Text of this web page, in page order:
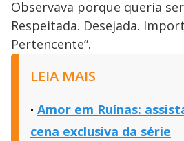
Observava porque queria
Respeitada. Desejada.
Pertencente”.
LEIA MAIS
Amor em Ruínas:
cena exclusiva da série